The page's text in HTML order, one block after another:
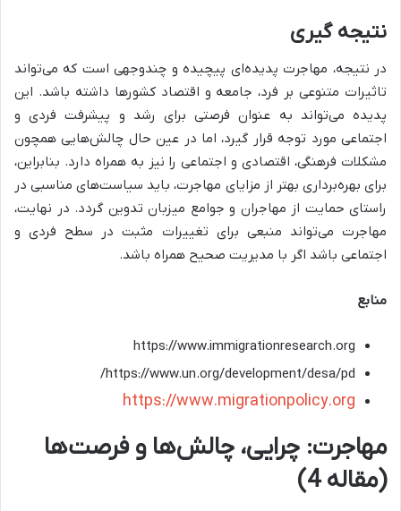
نتیجه گیری
در نتیجه، مهاجرت پدیده‌ای پیچیده و چندوجهی است که می‌تواند
تاثیرات متنوعی بر فرد، جامعه و اقتصاد کشورها داشته باشد. این
پدیده می‌تواند به عنوان فرصتی برای رشد و پیشرفت فردی و
اجتماعی مورد توجه قرار گیرد، اما در عین حال چالش‌هایی همچون
مشکلات فرهنگی، اقتصادی و اجتماعی را نیز به همراه دارد. بنابراین،
برای بهره‌برداری بهتر از مزایای مهاجرت، باید سیاست‌های مناسبی در
راستای حمایت از مهاجران و جوامع میزبان تدوین گردد. در نهایت،
مهاجرت می‌تواند منبعی برای تغییرات مثبت در سطح فردی و
اجتماعی باشد اگر با مدیریت صحیح همراه باشد.
منابع
https://www.immigrationresearch.org
https://www.un.org/development/desa/pd/
https://www.migrationpolicy.org
مهاجرت: چرایی، چالش‌ها و فرصت‌ها
(مقاله 4)